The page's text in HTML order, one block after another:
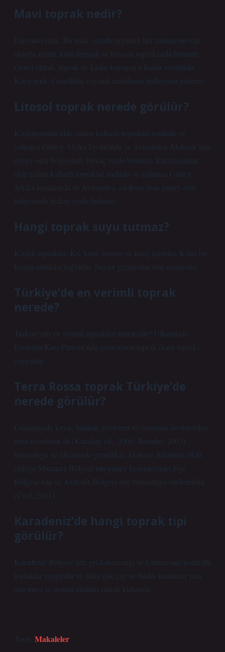
Mavi toprak nedir?
Gri-mavi renk: Bu renk, yeraltı suyunun her zaman mevcut
olduğu nemli, kötü drenajlı ve havasız topraklarda bulunur.
Genel olarak, toprak ne kadar koyuysa o kadar verimlidir.
Koyu renk: Genellikle organik maddenin bolluğunu gösterir.
Litosol toprak nerede görülür?
Kireçtaşından elde edilen kalkerli topraklar nadirdir ve
yalnızca Güney Afrika kıyılarında ve Avustralya Akdeniz’inin
güney-orta bölgesinde birkaç yerde bulunur. Kireçtaşından
elde edilen kalkerli topraklar nadirdir ve yalnızca Güney
Afrika kıyılarında ve Avustralya Akdeniz’inin güney-orta
bölgesinde birkaç yerde bulunur.
Hangi toprak suyu tutmaz?
Kireçli topraklar: Kil, kum, humus ve kireç içerirler. Kalın bir
krema tabakası bağlarlar. Suyun geçmesine izin vermezler.
Türkiye’de en verimli toprak
nerede?
Türkiye’nin en verimli toprakları nerelerdir? Ülkemizde
Erzurum-Kars Platosu’nda çernezyum toprak (kara toprak)
yaygındır.
Terra Rossa toprak Türkiye’de
nerede görülür?
Günümüzde kayaç halinde gözlenen ve oluşumu devam eden
terra rossaların da (Karadağ vd., 2006; Budahn, 2007)
bulunduğu ve ülkemizde genellikle Akdeniz ikliminin etkili
olduğu Marmara Bölgesi’nin güney kesimlerinde, Ege
Bölgesi’nde ve Akdeniz Bölgesi’nde bulunduğu söylenebilir
(Ünal, 2011).
Karadeniz’de hangi toprak tipi
görülür?
Karadeniz Bölgesi’nde gri-kahverengi ve kırmızı-sarı podzolik
topraklar yaygındır ve daha çok çay ve fındık tarımının yanı
sıra mera ve orman alanları olarak kullanılır.
Tarih: Makaleler